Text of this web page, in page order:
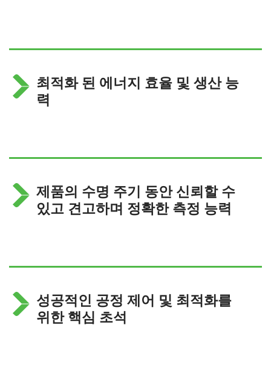
최적화 된 에너지 효율 및 생산 능
력
제품의 수명 주기 동안 신뢰할 수
있고 견고하며 정확한 측정 능력
성공적인 공정 제어 및 최적화를
위한 핵심 초석